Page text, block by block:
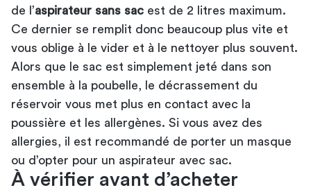
de l’aspirateur sans sac est de 2 litres maximum.
Ce dernier se remplit donc beaucoup plus vite et
vous oblige à le vider et à le nettoyer plus souvent.
Alors que le sac est simplement jeté dans son
ensemble à la poubelle, le décrassement du
réservoir vous met plus en contact avec la
poussière et les allergènes. Si vous avez des
allergies, il est recommandé de porter un masque
ou d’opter pour un aspirateur avec sac.
À vérifier avant d’acheter